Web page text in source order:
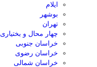
ایلام
بوشهر
تهران
چهار محال و بختیاری
خراسان جنوبی
خراسان رضوی
خراسان شمالی